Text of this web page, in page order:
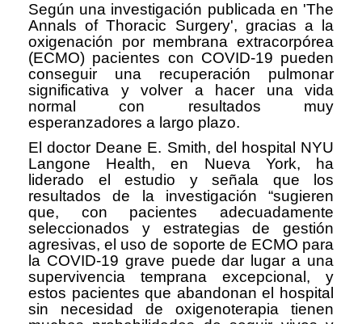
Según una investigación publicada en 'The
Annals of Thoracic Surgery', gracias a la
oxigenación por membrana extracorpórea
(ECMO) pacientes con COVID-19 pueden
conseguir una recuperación pulmonar
significativa y volver a hacer una vida
normal con resultados muy
esperanzadores a largo plazo.
El doctor Deane E. Smith, del hospital NYU
Langone Health, en Nueva York, ha
liderado el estudio y señala que los
resultados de la investigación “sugieren
que, con pacientes adecuadamente
seleccionados y estrategias de gestión
agresivas, el uso de soporte de ECMO para
la COVID-19 grave puede dar lugar a una
supervivencia temprana excepcional, y
estos pacientes que abandonan el hospital
sin necesidad de oxigenoterapia tienen